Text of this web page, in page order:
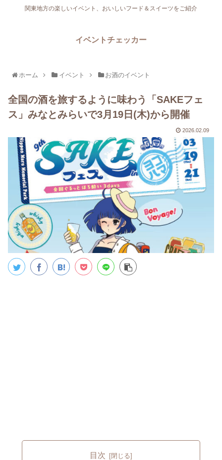
関東地方の楽しいイベント、おいしいフード＆スイーツをご紹介
イベントチェッカー
ホーム イベント お酒のイベント
全国の酒を旅するように味わう「SAKEフェ
ス」みなとみらいで3月19日(木)から開催
2026.02.09
目次